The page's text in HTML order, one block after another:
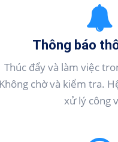
Thông báo
Thúc đẩy và làm việc
Không chờ và kiểm tra.
xử lý công